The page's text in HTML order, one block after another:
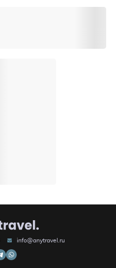
info@anytravel.ru